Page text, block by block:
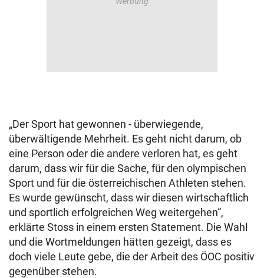
„Der Sport hat gewonnen - überwiegende,
überwältigende Mehrheit. Es geht nicht darum, ob
eine Person oder die andere verloren hat, es geht
darum, dass wir für die Sache, für den olympischen
Sport und für die österreichischen Athleten stehen.
Es wurde gewünscht, dass wir diesen wirtschaftlich
und sportlich erfolgreichen Weg weitergehen“,
erklärte Stoss in einem ersten Statement. Die Wahl
und die Wortmeldungen hätten gezeigt, dass es
doch viele Leute gebe, die der Arbeit des ÖOC positiv
gegenüber stehen.